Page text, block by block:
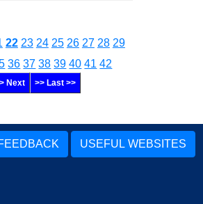
22 23 24 25 26 27 28 29
36 37 38 39 40 41 42
> Next >> Last >>
USEFUL WEBSITES